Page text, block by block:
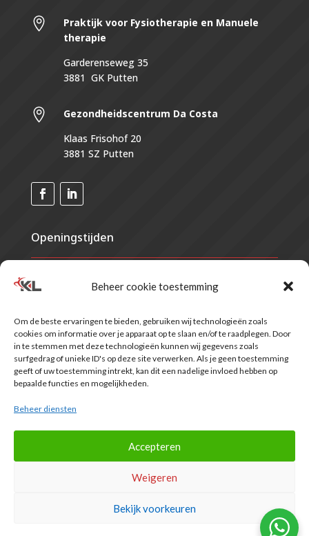
Beheer cookie toestemming
Om de beste ervaringen te bieden, gebruiken wij technologieën zoals
cookies om informatie over je apparaat op te slaan en/of te raadplegen. Door
in te stemmen met deze technologieën kunnen wij gegevens zoals
surfgedrag of unieke ID's op deze site verwerken. Als je geen toestemming
geeft of uw toestemming intrekt, kan dit een nadelige invloed hebben op
bepaalde functies en mogelijkheden.
Beheer diensten
Accepteren
Weigeren
Bekijk voorkeuren

Praktijk voor Fysiotherapie en Manuele
therapie
Garderenseweg 35
3881 GK Putten
 Gezondheidscentrum Da Costa
Klaas Frisohof 20
3881 SZ Putten
Openingstijden
Maandag
Donderdag
07.30 - 21.00
Vrijdag
07.30 - 17.00
Zaterdag
Gesloten*
Zondag
Gesloten
zaterdag een dagdeel geopend. Informeer hiernaar bij de balie.
© Van de Kamp & Lolkema |Huisreglement
Website door: Raak!enDezignerz